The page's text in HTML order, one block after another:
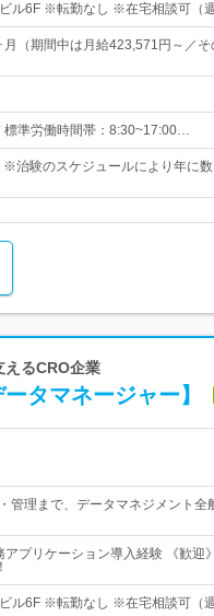
ビル6F ※転勤なし ※在宅相談可（
（期間中は月給423,571円～／そ
標準労働時間帯：8:30~17:00…
治験のスケジュールにより年に
えるCRO企業
タマネージャー】
管理まで、データマネジメント全
アプリケーション導入経験 《歓迎
ビル6F ※転勤なし ※在宅相談可（